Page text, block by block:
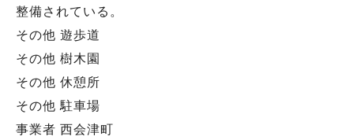
整備されている。
その他 遊歩道
その他 樹木園
その他 休憩所
その他 駐車場
事業者 西会津町